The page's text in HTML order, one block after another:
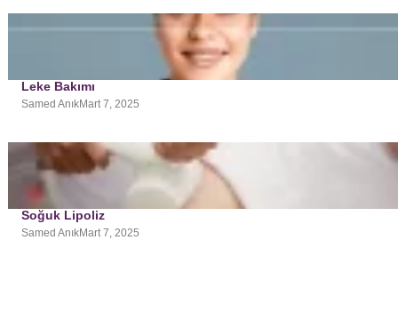
Leke Bakımı
Samed AnıkMart 7, 2025
Soğuk Lipoliz
Samed AnıkMart 7, 2025